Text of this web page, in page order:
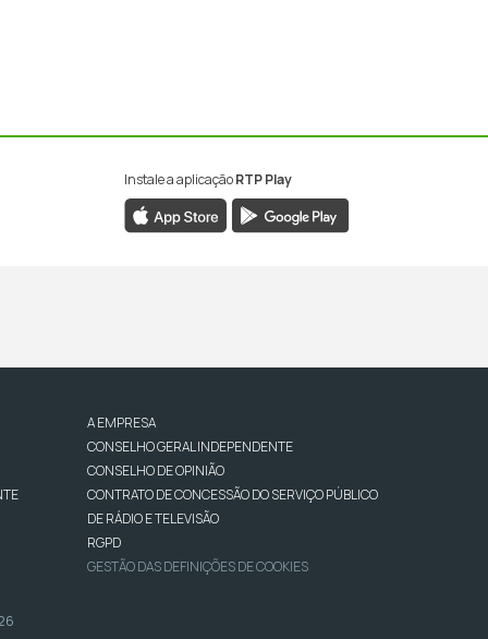
Instale a aplicaçãoRTP Play
A EMPRESA
CONSELHO GERAL INDEPENDENTE
CONSELHO DE OPINIÃO
CONTRATO DE CONCESSÃO DO SERVIÇO PÚBLICO
DE RÁDIO E TELEVISÃO
RGPD
GESTÃO DAS DEFINIÇÕES DE COOKIES